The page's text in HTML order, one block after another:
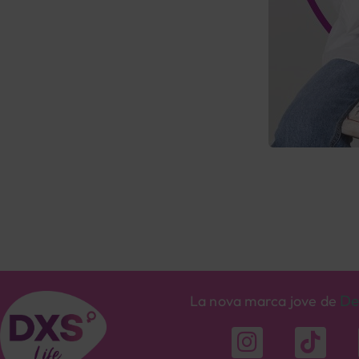
La nova marca jove de